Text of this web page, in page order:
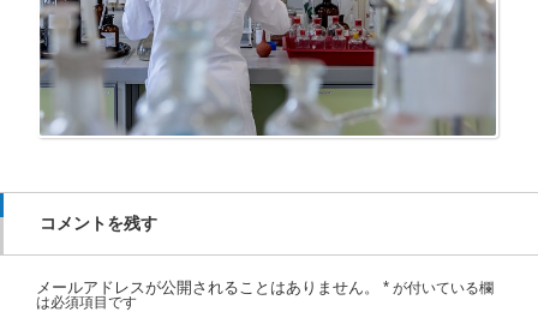
コメントを残す
メールアドレスが公開されることはありません。 * が付いている欄
は必須項目です